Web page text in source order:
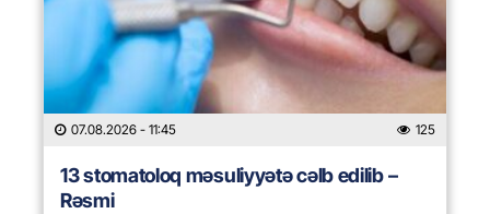
07.08.2026 - 11:45 125
13 stomatoloq məsuliyyətə cəlb edilib –
Rəsmi